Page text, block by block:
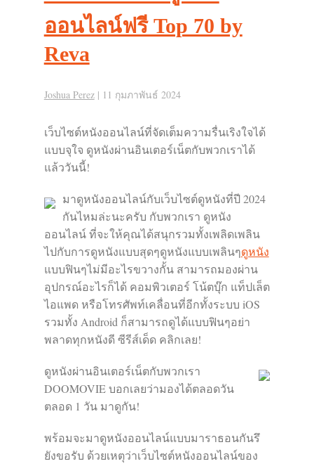
ออนไลน์ฟรี Top 70 by
Reva
Joshua Perez | 11 กุมภาพันธ์ 2024
เว็บไซต์หนังออนไลน์ที่จัดเต็มความรื่นเริงใจได้
แบบจุใจ ดูหนังผ่านอินเตอร์เน็ตกับพวกเราได้
แล้ววันนี้!
มาดูหนังออนไลน์กับเว็บไซต์ดูหนังที่ปี 2024
กันไหมล่ะนะครับ กับพวกเรา ดูหนัง
ออนไลน์ ที่จะให้คุณได้สนุกรวมทั้งเพลิดเพลิน
ไปกับการดูหนังแบบสุดๆดูหนังแบบเพลินๆดูหนัง
แบบฟินๆไม่มีอะไรขวางกั้น สามารถมองผ่าน
อุปกรณ์อะไรก็ได้ คอมพิวเตอร์ โน้ตบุ๊ก แท็ปเล็ต
ไอแพด หรือโทรศัพท์เคลื่อนที่อีกทั้งระบบ iOS
รวมทั้ง Android ก็สามารถดูได้แบบฟินๆอย่า
พลาดทุกหนังดี ซีรีส์เด็ด คลิกเลย!
ดูหนังผ่านอินเตอร์เน็ตกับพวกเรา
DOOMOVIE บอกเลยว่ามองได้ตลอดวัน
ตลอด 1 วัน มาดูกัน!
พร้อมจะมาดูหนังออนไลน์แบบมาราธอนกันรึ
ยังขอรับ ด้วยเหตุว่าเว็บไซต์หนังออนไลน์ของ